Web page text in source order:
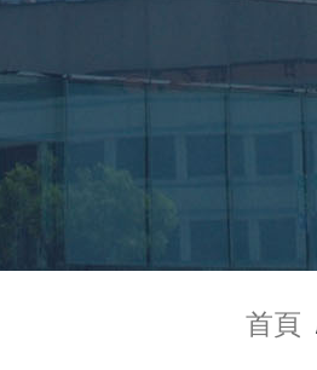
首頁